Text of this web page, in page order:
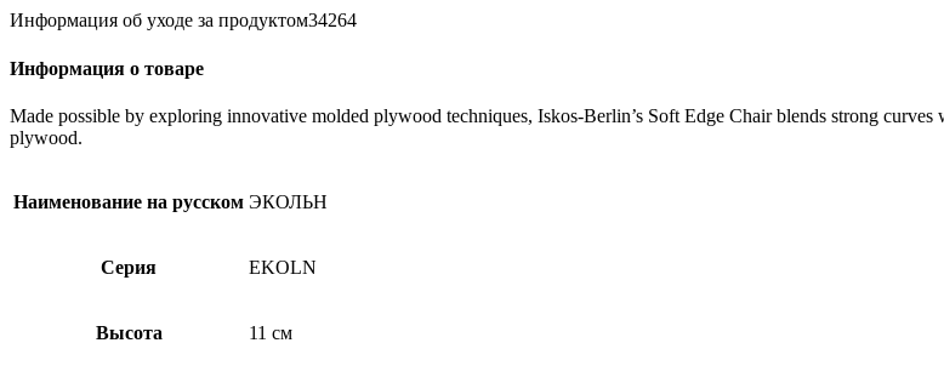
Информация об уходе за продуктом34264
Информация о товаре
Made possible by exploring innovative molded plywood techniques, Iskos-Berlin’s Soft Edge Chair blends strong
plywood.
Наименование на русском ЭКОЛЬН
Серия EKOLN
Высота 11 см